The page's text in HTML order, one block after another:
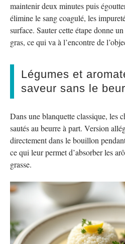
maintenir deux minutes puis
élimine le sang coagulé, les
surface. Sauter cette étape donne
gras, ce qui va à l’encontre de
Légumes et
saveur sans le
Dans une blanquette classique, les
sautés au beurre à part. Version
directement dans le bouillon
ce qui leur permet d’absorber les
grasse.